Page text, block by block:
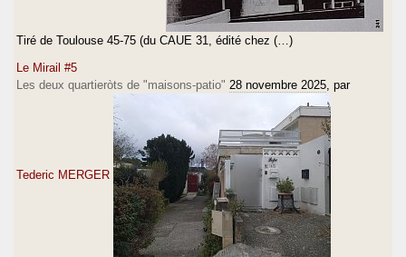
Tiré de Toulouse 45-75 (du CAUE 31, édité chez (…)
Le Mirail #5
Les deux quartieròts de "maisons-patio" 28 novembre 2025 , par
Tederic MERGER